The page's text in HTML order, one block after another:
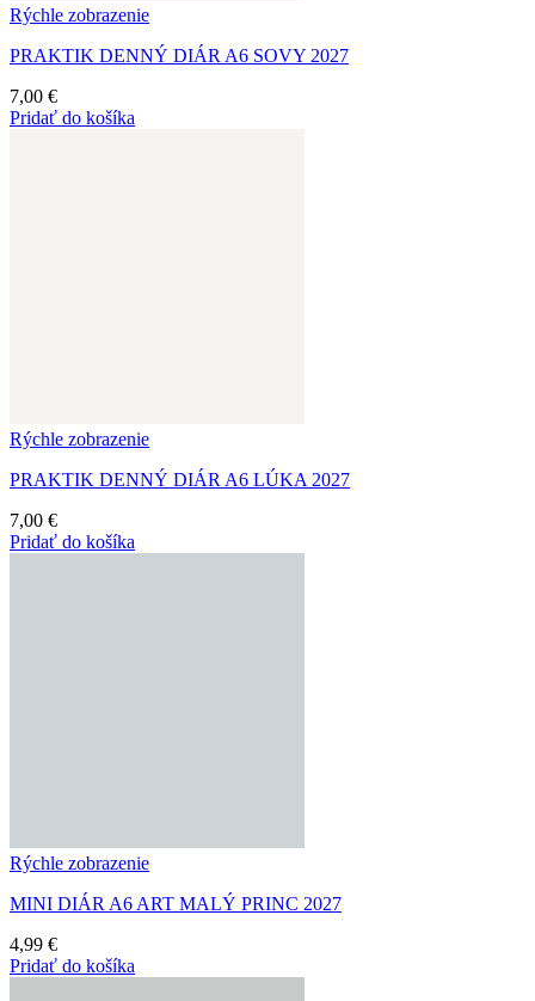
Rýchle zobrazenie
PRAKTIK DENNÝ DIÁR A6 SOVY 2027
7,00 €
Pridať do košíka
Rýchle zobrazenie
PRAKTIK DENNÝ DIÁR A6 LÚKA 2027
7,00 €
Pridať do košíka
Rýchle zobrazenie
MINI DIÁR A6 ART MALÝ PRINC 2027
4,99 €
Pridať do košíka